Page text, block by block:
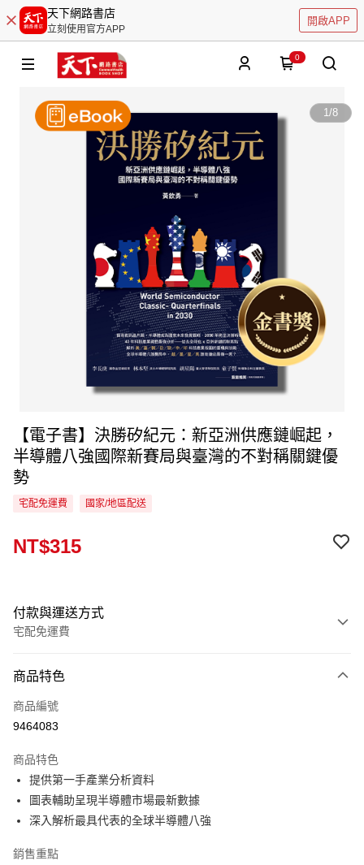
天下網路書店
立刻使用官方APP
開啟APP
0
1/8
【電子書】決勝矽紀元：新亞洲供應鏈崛起，
半導體八強國際新賽局與臺灣的不對稱關鍵優
勢
宅配免運費 國家/地區配送
NT$315
付款與運送方式
宅配免運費
信用卡一次付款
LINE Pay
街口支付
悠遊付
商品特色
商品編號
9464083
商品特色
提供第一手產業分析資料
圖表輔助呈現半導體市場最新數據
深入解析最具代表的全球半導體八強
銷售重點